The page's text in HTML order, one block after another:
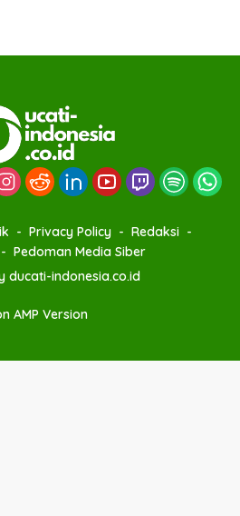
Privacy Policy
Redaksi
Pedoman Media Siber
ducati-indonesia.co.id
AMP Version